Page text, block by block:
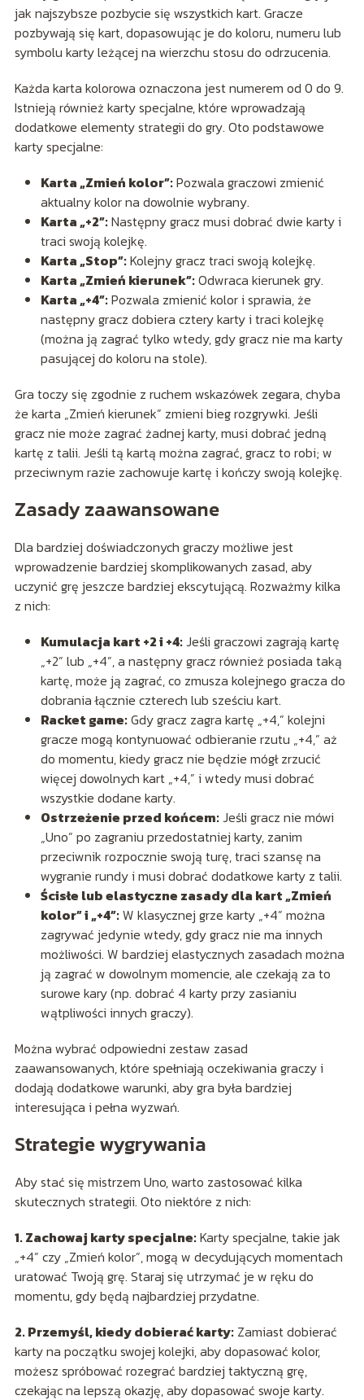
jak najszybsze pozbycie się wszystkich kart. Gracze
pozbywają się kart, dopasowując je do koloru, numeru lub
symbolu karty leżącej na wierzchu stosu do odrzucenia.
Każda karta kolorowa oznaczona jest numerem od 0 do 9.
Istnieją również karty specjalne, które wprowadzają
dodatkowe elementy strategii do gry. Oto podstawowe
karty specjalne:
Karta „Zmień kolor”:Pozwala graczowi zmienić
aktualny kolor na dowolnie wybrany.
Karta „+2”:Następny gracz musi dobrać dwie karty i
traci swoją kolejkę.
Karta „Stop”:Kolejny gracz traci swoją kolejkę.
Karta „Zmień kierunek”:Odwraca kierunek gry.
Karta „+4”:Pozwala zmienić kolor i sprawia, że
następny gracz dobiera cztery karty i traci kolejkę
(można ją zagrać tylko wtedy, gdy gracz nie ma karty
pasującej do koloru na stole).
Gra toczy się zgodnie z ruchem wskazówek zegara, chyba
że karta „Zmień kierunek” zmieni bieg rozgrywki. Jeśli
gracz nie może zagrać żadnej karty, musi dobrać jedną
kartę z talii. Jeśli tą kartą można zagrać, gracz to robi; w
przeciwnym razie zachowuje kartę i kończy swoją kolejkę.
Zasady zaawansowane
Dla bardziej doświadczonych graczy możliwe jest
wprowadzenie bardziej skomplikowanych zasad, aby
uczynić grę jeszcze bardziej ekscytującą. Rozważmy kilka
z nich:
Kumulacja kart +2 i +4:Jeśli graczowi zagrają kartę
„+2” lub „+4”, a następny gracz również posiada taką
kartę, może ją zagrać, co zmusza kolejnego gracza do
dobrania łącznie czterech lub sześciu kart.
Racket game:Gdy gracz zagra kartę „+4,” kolejni
gracze mogą kontynuować odbieranie rzutu „+4,” aż
do momentu, kiedy gracz nie będzie mógł zrzucić
więcej dowolnych kart „+4,” i wtedy musi dobrać
wszystkie dodane karty.
Ostrzeżenie przed końcem:Jeśli gracz nie mówi
„Uno” po zagraniu przedostatniej karty, zanim
przeciwnik rozpocznie swoją turę, traci szansę na
wygranie rundy i musi dobrać dodatkowe karty z talii.
Ścisłe lub elastyczne zasady dla kart „Zmień
kolor” i „+4”:W klasycznej grze karty „+4” można
zagrywać jedynie wtedy, gdy gracz nie ma innych
możliwości. W bardziej elastycznych zasadach można
ją zagrać w dowolnym momencie, ale czekają za to
surowe kary (np. dobrać 4 karty przy zasianiu
wątpliwości innych graczy).
Można wybrać odpowiedni zestaw zasad
zaawansowanych, które spełniają oczekiwania graczy i
dodają dodatkowe warunki, aby gra była bardziej
interesująca i pełna wyzwań.
Strategie wygrywania
Aby stać się mistrzem Uno, warto zastosować kilka
skutecznych strategii. Oto niektóre z nich:
1. Zachowaj karty specjalne:Karty specjalne, takie jak
„+4” czy „Zmień kolor”, mogą w decydujących momentach
uratować Twoją grę. Staraj się utrzymać je w ręku do
momentu, gdy będą najbardziej przydatne.
2. Przemyśl, kiedy dobierać karty:Zamiast dobierać
karty na początku swojej kolejki, aby dopasować kolor,
możesz spróbować rozegrać bardziej taktyczną grę,
czekając na lepszą okazję, aby dopasować swoje karty.